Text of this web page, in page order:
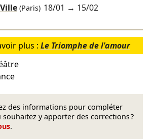
(Paris) 18/01 → 15/02
plus : Le Triomphe de l'amour
des informations pour compléter
souhaitez y apporter des corrections ?
.